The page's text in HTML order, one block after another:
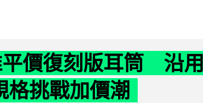
價復刻版耳筒 沿用
格挑戰加價潮